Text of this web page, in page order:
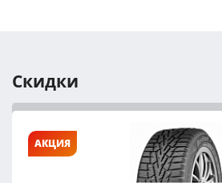
Скидки
АКЦИЯ